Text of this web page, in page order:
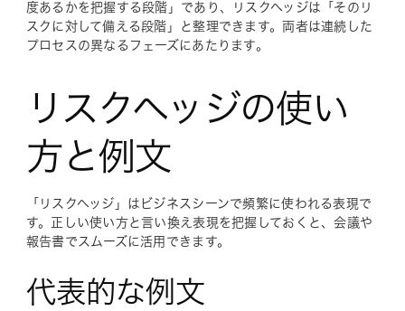
度あるかを把握する段階」であり、リスクヘッジは「そのリ
スクに対して備える段階」と整理できます。両者は連続した
プロセスの異なるフェーズにあたります。
リスクヘッジの使い
方と例文
「リスクヘッジ」はビジネスシーンで頻繁に使われる表現で
す。正しい使い方と言い換え表現を把握しておくと、会議や
報告書でスムーズに活用できます。
代表的な例文